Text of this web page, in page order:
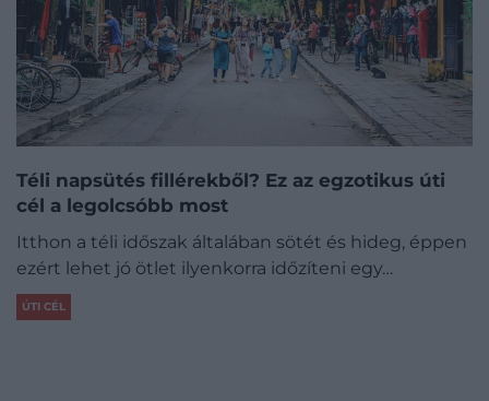
Téli napsütés fillérekből? Ez az egzotikus úti
cél a legolcsóbb most
Itthon a téli időszak általában sötét és hideg, éppen
ezért lehet jó ötlet ilyenkorra időzíteni egy…
ÚTI CÉL